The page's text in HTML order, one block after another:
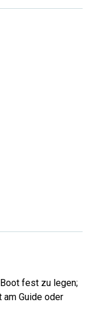
fest zu legen;
Guide oder